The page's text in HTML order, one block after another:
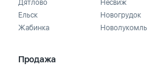
Дятлово
Ельск
Жабинка
Несвиж
Новогрудок
Новолукомль
Продажа